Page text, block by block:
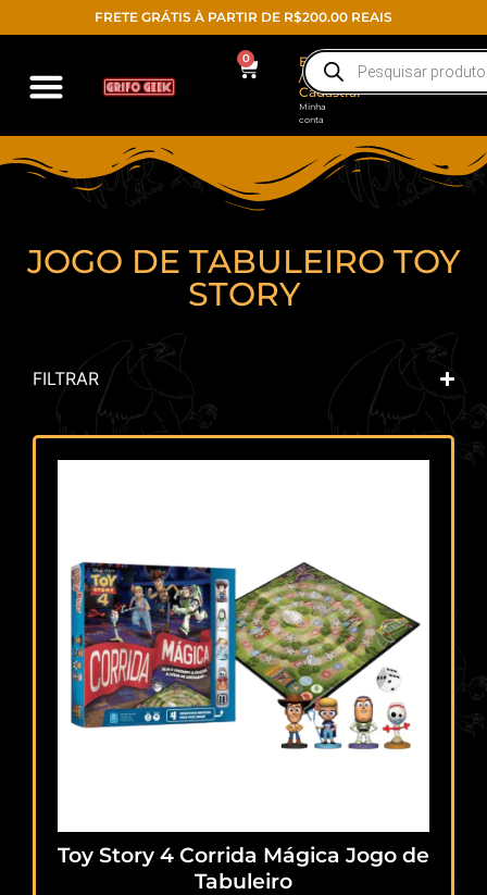
FRETE GRÁTIS À PARTIR DE R$200.00 REAIS
0
Entrar
/
Cadastrar
Minha
conta
JOGO DE TABULEIRO TOY
STORY
FILTRAR
Toy Story 4 Corrida Mágica Jogo de
Tabuleiro